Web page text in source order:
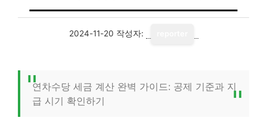
2024-11-20 작성자:
연차수당 세금 계산 완벽 가이드: 공제 기준과 지
급 시기 확인하기